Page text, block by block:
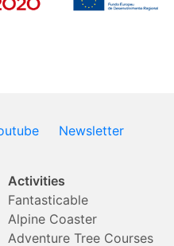
Newsletter
Activities
Fantasticable
Alpine Coaster
Adventure Tree Courses